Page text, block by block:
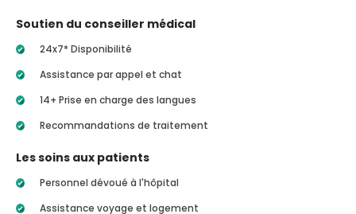
Soutien du conseiller médical
24x7* Disponibilité
Assistance par appel et chat
14+ Prise en charge des langues
Recommandations de traitement
Les soins aux patients
Personnel dévoué à l'hôpital
Assistance voyage et logement